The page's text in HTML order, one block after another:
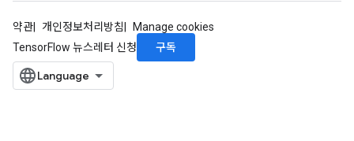
약관 개인정보처리방침
Manage cookies
TensorFlow 뉴스레터 신청
구독